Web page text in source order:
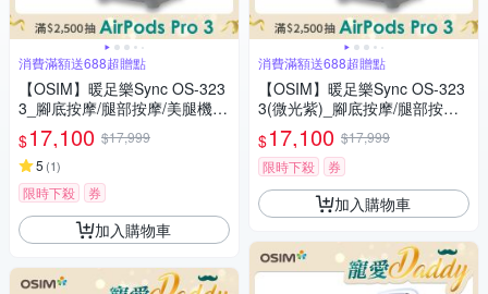
消費滿額送688超贈點
【OSIM】暖足樂Sync OS-323
3_腳底按摩/腿部按摩/美腿機/
小腿按摩
$17,100 $17,999
5 (1)
限時下殺 券
加入購物車
消費滿額送688超贈點
【OSIM】暖足樂Sync OS-323
3(微光紫)_腳底按摩/腿部按摩/
美腿機/小腿按摩
$17,100 $17,999
限時下殺
券
加入購物車